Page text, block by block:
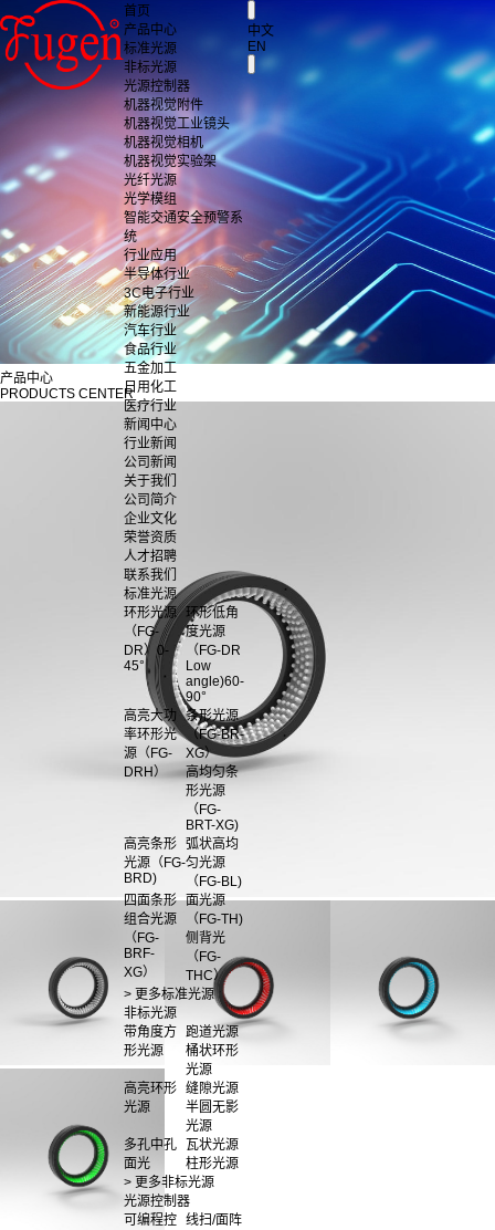
首页
产品中心
标准光源
非标光源
光源控制器
机器视觉附件
机器视觉工业镜头
机器视觉相机
机器视觉实验架
光纤光源
光学模组
智能交通安全预警系
统
行业应用
半导体行业
3C电子行业
新能源行业
汽车行业
食品行业
五金加工
日用化工
医疗行业
新闻中心
行业新闻
公司新闻
关于我们
公司简介
企业文化
荣誉资质
人才招聘
联系我们
标准光源
环形光源
（FG-
DR）0-
45°
环形低角
度光源
（FG-DR
Low
angle)60-
90°
高亮大功
率环形光
源（FG-
DRH）
条形光源
（FG-BR-
XG）
高均匀条
形光源
（FG-
BRT-XG)
高亮条形
光源（FG-
BRD)
弧状高均
匀光源
（FG-BL)
四面条形
组合光源
（FG-
BRF-
XG）
面光源
（FG-TH)
侧背光
（FG-
THC）
> 更多标准光源
非标光源
带角度方
形光源
跑道光源
桶状环形
光源
高亮环形
光源
缝隙光源
半圆无影
光源
多孔中孔
面光
瓦状光源
柱形光源
> 更多非标光源
光源控制器
可编程控 线扫/面阵
中文
EN
产品中心
PRODUCTS CENTER